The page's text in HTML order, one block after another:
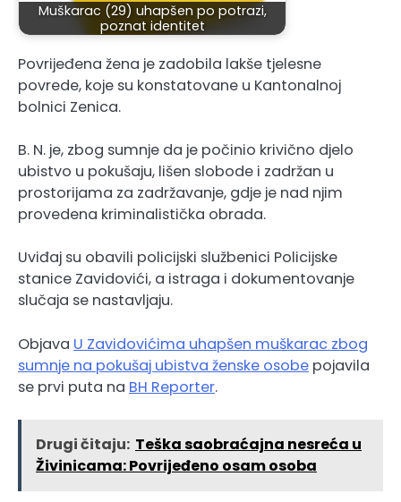
Muškarac (29) uhapšen po potrazi,
poznat identitet
Povrijeđena žena je zadobila lakše tjelesne
povrede, koje su konstatovane u Kantonalnoj
bolnici Zenica.
B. N. je, zbog sumnje da je počinio krivično djelo
ubistvo u pokušaju, lišen slobode i zadržan u
prostorijama za zadržavanje, gdje je nad njim
provedena kriminalistička obrada.
Uviđaj su obavili policijski službenici Policijske
stanice Zavidovići, a istraga i dokumentovanje
slučaja se nastavljaju.
Objava U Zavidovićima uhapšen muškarac zbog
sumnje na pokušaj ubistva ženske osobe pojavila
se prvi puta na BH Reporter.
Drugi čitaju: Teška saobraćajna nesreća u
Živinicama: Povrijeđeno osam osoba